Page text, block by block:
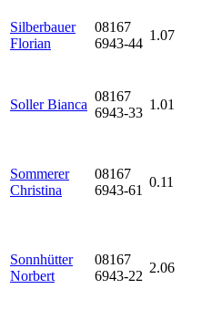
Silberbauer
Florian
08167
6943-44
1.07
Soller Bianca
08167
6943-33
1.01
Sommerer
Christina
08167
6943-61
0.11
Sonnhütter
Norbert
08167
6943-22
2.06